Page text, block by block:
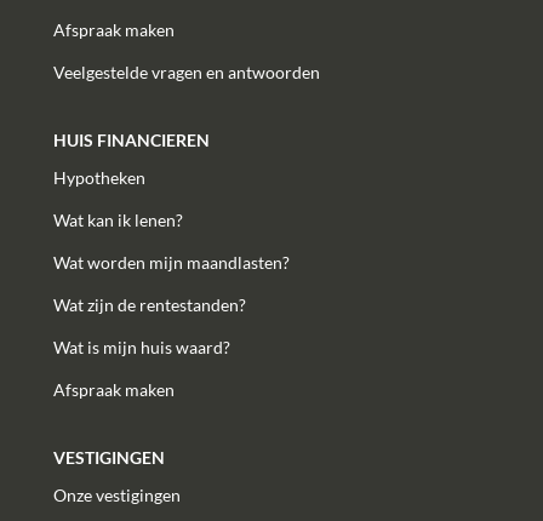
Afspraak maken
Veelgestelde vragen en antwoorden
HUIS FINANCIEREN
Hypotheken
Wat kan ik lenen?
Wat worden mijn maandlasten?
Wat zijn de rentestanden?
Wat is mijn huis waard?
Afspraak maken
VESTIGINGEN
Onze vestigingen